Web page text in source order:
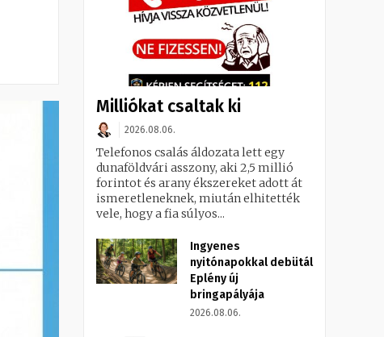
Milliókat csaltak ki
2026.08.06.
Telefonos csalás áldozata lett egy
dunaföldvári asszony, aki 2,5 millió
forintot és arany ékszereket adott át
ismeretleneknek, miután elhitették
vele, hogy a fia súlyos...
Ingyenes
nyitónapokkal debütál
Eplény új
bringapályája
2026.08.06.